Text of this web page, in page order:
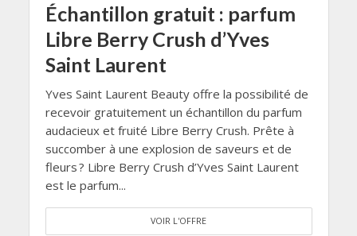
Échantillon gratuit : parfum
Libre Berry Crush d’Yves
Saint Laurent
Yves Saint Laurent Beauty offre la possibilité de
recevoir gratuitement un échantillon du parfum
audacieux et fruité Libre Berry Crush. Prête à
succomber à une explosion de saveurs et de
fleurs ? Libre Berry Crush d’Yves Saint Laurent
est le parfum...
VOIR L'OFFRE